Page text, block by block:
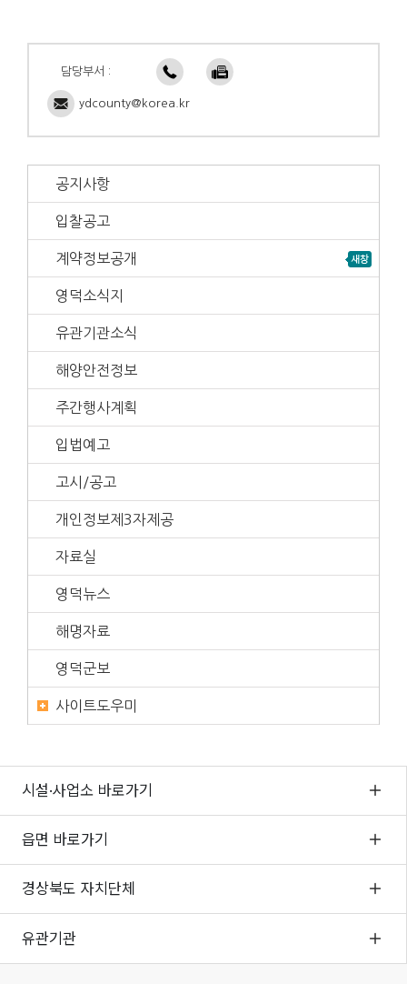
담당부서 :
ydcounty@korea.kr
공지사항
입찰공고
계약정보공개
영덕소식지
유관기관소식
해양안전정보
주간행사계획
입법예고
고시/공고
개인정보제3자제공
자료실
영덕뉴스
해명자료
영덕군보
사이트도우미
시설·사업소 바로가기
읍면 바로가기
경상북도 자치단체
유관기관